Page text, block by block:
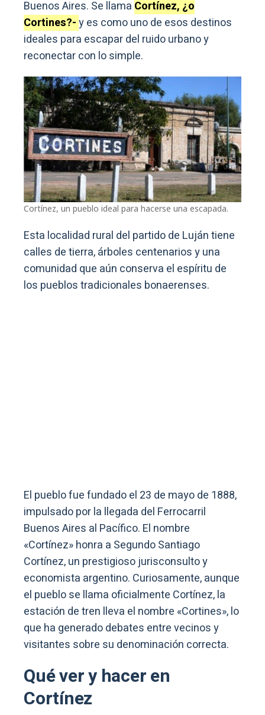
Buenos Aires. Se llama Cortínez, ¿o
Cortines?-y es como uno de esos destinos
ideales para escapar del ruido urbano y
reconectar con lo simple.
Cortínez, un pueblo ideal para hacerse una escapada.
Esta localidad rural del partido de Luján tiene
calles de tierra, árboles centenarios y una
comunidad que aún conserva el espíritu de
los pueblos tradicionales bonaerenses.
El pueblo fue fundado el 23 de mayo de 1888,
impulsado por la llegada del Ferrocarril
Buenos Aires al Pacífico. El nombre
«Cortínez» honra a Segundo Santiago
Cortínez, un prestigioso jurisconsulto y
economista argentino. Curiosamente, aunque
el pueblo se llama oficialmente Cortínez, la
estación de tren lleva el nombre «Cortines», lo
que ha generado debates entre vecinos y
visitantes sobre su denominación correcta.
Qué ver y hacer en
Cortínez